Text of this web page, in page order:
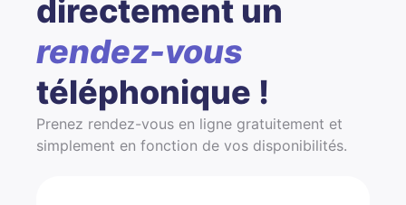
directement un
rendez-vous
téléphonique !
Prenez rendez-vous en ligne gratuitement et
simplement en fonction de vos disponibilités.